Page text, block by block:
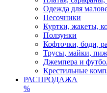
Одежда для
Песочники
Куртки, жакеты,
Ползунки
Кофточки, боди,
Трусы, майки,
Джемпера и
Крестильные
РАСПРОДАЖА
%